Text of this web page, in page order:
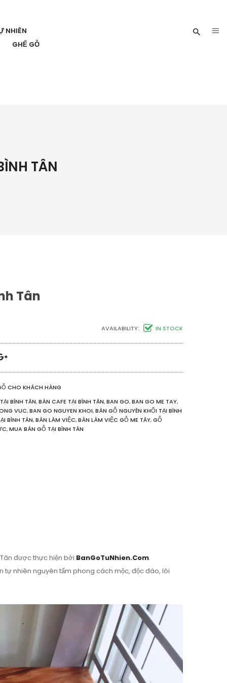
NHIÊN
GHẾ GỖ
TÂN
Tân
AVAILABILITY: IN STOCK
CHO KHÁCH HÀNG
BÌNH TÂN,BÀN CAFE TẠI BÌNH TÂN,BAN GO,BAN GO ME TAY,
VUC,BAN GO NGUYEN KHOI,BÀN GỖ NGUYÊN KHỐI TẠI BÌNH
BÌNH TÂN,BÀN LÀM VIỆC,BÀN LÀM VIỆC GỖ ME TÂY,GỖ
,MUA BÀN GỖ TẠI BÌNH TÂN
được thực hiện bởi BanGoTuNhien.Com.
tự nhiên nguyên tấm phong cách mộc, độc đáo, lôi